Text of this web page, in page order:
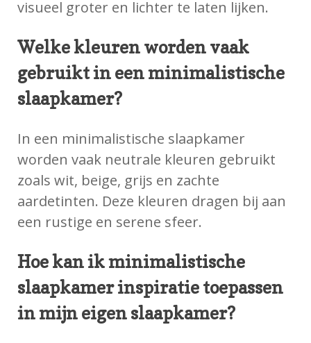
visueel groter en lichter te laten lijken.
Welke kleuren worden vaak
gebruikt in een minimalistische
slaapkamer?
In een minimalistische slaapkamer
worden vaak neutrale kleuren gebruikt
zoals wit, beige, grijs en zachte
aardetinten. Deze kleuren dragen bij aan
een rustige en serene sfeer.
Hoe kan ik minimalistische
slaapkamer inspiratie toepassen
in mijn eigen slaapkamer?